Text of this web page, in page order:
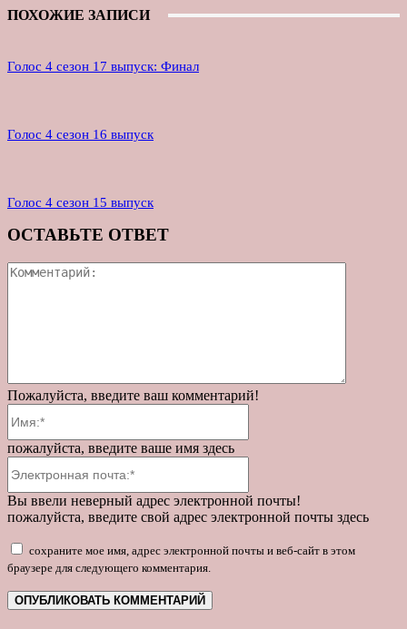
ПОХОЖИЕ ЗАПИСИ
Голос 4 сезон 17 выпуск: Финал
Голос 4 сезон 16 выпуск
Голос 4 сезон 15 выпуск
ОСТАВЬТЕ ОТВЕТ
Пожалуйста, введите ваш комментарий!
пожалуйста, введите ваше имя здесь
Вы ввели неверный адрес электронной почты!
пожалуйста, введите свой адрес электронной почты здесь
сохраните мое имя, адрес электронной почты и веб-сайт в этом
браузере для следующего комментария.